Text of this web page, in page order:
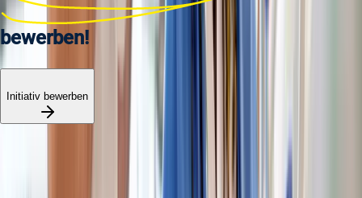
bewerben!
Initiativ bewerben